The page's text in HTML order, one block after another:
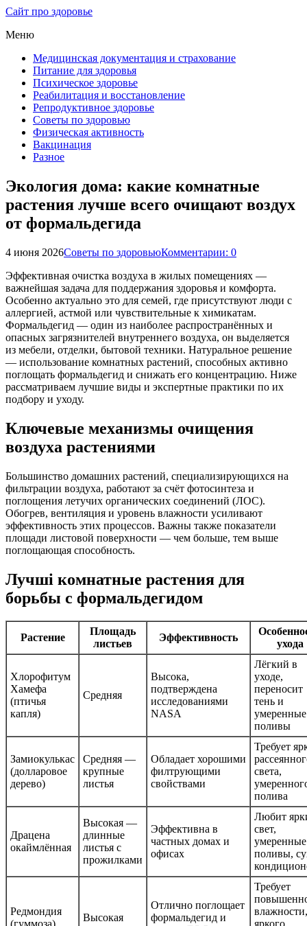
Сайт про здоровье
Меню
Медицинская документация и страхование
Питание для здоровья
Психическое здоровье
Реабилитация и восстановление
Репродуктивное здоровье
Советы по здоровью
Физическая активность
Вакцинация
Разное
Экология дома: какие комнатные
растения лучше всего очищают воздух
от формальдегида
4 июня 2026Советы по здоровьюКомментарии: 0
Эффективная очистка воздуха в жилых помещениях —
важнейшая задача для поддержания здоровья и комфорта.
Особенно актуально это для семей, где присутствуют люди с
аллергией, астмой или чувствительные к химикатам.
Формальдегид — один из наиболее распространённых и
опасных загрязнителей внутреннего воздуха, он выделяется
из мебели, отделки, бытовой техники. Натуральное решение
— использование комнатных растений, способных активно
поглощать формальдегид и снижать его концентрацию. Ниже
рассматриваем лучшие виды и экспертные практики по их
подбору и уходу.
Ключевые механизмы очищения
воздуха растениями
Большинство домашних растений, специализирующихся на
фильтрации воздуха, работают за счёт фотосинтеза и
поглощения летучих органических соединений (ЛОС).
Обогрев, вентиляция и уровень влажности усиливают
эффективность этих процессов. Важны также показатели
площади листовой поверхности — чем больше, тем выше
поглощающая способность.
Лучші комнатные растения для
борьбы с формальдегидом
Растение
Площадь
листьев
Эффективность
ухода
Хлорофитум
Хамефа
(птичья
капля)
Средняя
Высока,
подтверждена
исследованиями
NASA
Лёгкий в
уходе,
переносит
тень и
умеренные
поливы
Замиокулькас
(долларовое
дерево)
Средняя —
крупные
листья
Обладает хорошими
филтрующими
свойствами
Требует
света,
полива
Драцена
окаймлённая
Высокая —
длинные
листья с
прожилками
Эффективна в
частных домах и
офисах
Любит
свет,
умеренные
поливы,
Редмондия
Высокая
Отлично поглощает
формальдегид и
Требует
влажности,